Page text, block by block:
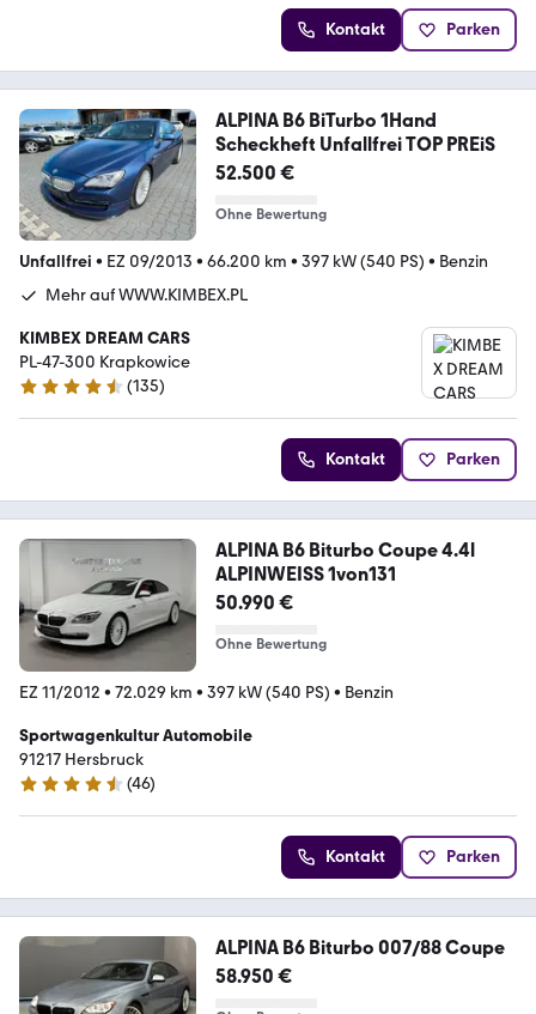
Kontakt Parken
ALPINA B6 BiTurbo 1Hand
Scheckheft Unfallfrei TOP PREiS
52.500 €
Ohne Bewertung
Unfallfrei • EZ 09/2013 • 66.200 km • 397 kW (540 PS) • Benzin
Mehr auf WWW.KIMBEX.PL
KIMBEX DREAM CARS
PL-47-300 Krapkowice
4.7 Sterne
(135)
Kontakt Parken
ALPINA B6 Biturbo Coupe 4.4l
ALPINWEISS 1von131
50.990 €
Ohne Bewertung
EZ 11/2012 • 72.029 km • 397 kW (540 PS) • Benzin
Sportwagenkultur Automobile
91217 Hersbruck
4.6 Sterne
(46)
Kontakt Parken
ALPINA B6 Biturbo 007/88 Coupe
58.950 €